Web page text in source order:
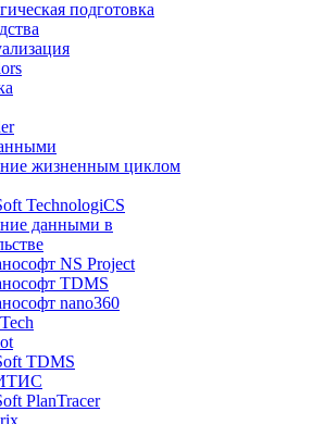
подготовка
жизненным циклом
TechnologiCS
данными в
NS Project
TDMS
nano360
TDMS
PlanTracer